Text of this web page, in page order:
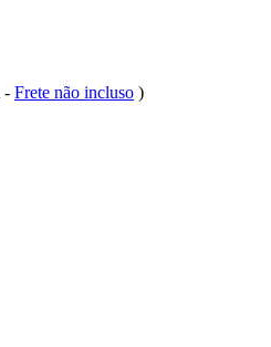
- Frete não incluso )